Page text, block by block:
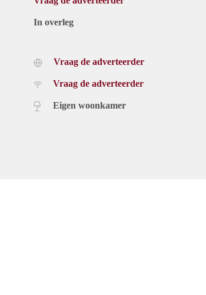
In overleg
Vraag de adverteerder
Vraag de adverteerder
Eigen woonkamer